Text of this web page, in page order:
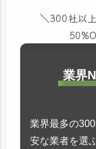
＼300社以
業界
業界最多の
安な業者を選